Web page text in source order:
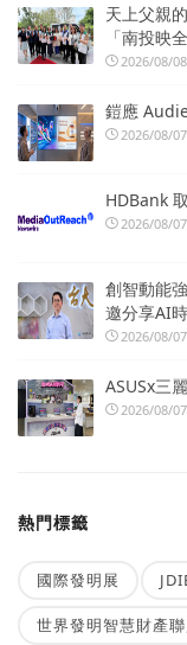
天上父親
「南投映
2026/08/08
鎧應
2026/08/07
HDBank
2026/08/07
創智動能
邀分享AI
2026/08/07
ASUSx三
2026/08/07
熱門標籤
國際發明展
世界發明智慧財產